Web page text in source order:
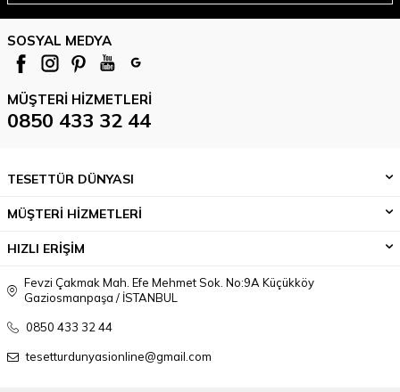
SOSYAL MEDYA
MÜŞTERI HIZMETLERI
0850 433 32 44
TESETTÜR DÜNYASI
MÜŞTERİ HİZMETLERİ
HIZLI ERİŞİM
Fevzi Çakmak Mah. Efe Mehmet Sok. No:9A Küçükköy
Gaziosmanpaşa / İSTANBUL
0850 433 32 44
tesetturdunyasionline@gmail.com